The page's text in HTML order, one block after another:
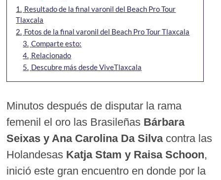
1. Resultado de la final varonil del Beach Pro Tour
Tlaxcala
2. Fotos de la final varonil del Beach Pro Tour Tlaxcala
3. Comparte esto:
4. Relacionado
5. Descubre más desde ViveTlaxcala
Minutos después de disputar la rama
femenil el oro las Brasileñas Bárbara
Seixas y Ana Carolina Da Silvacontra las
Holandesas Katja Stam y Raisa Schoon,
inició este gran encuentro en donde por la